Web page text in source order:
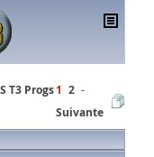
T3 Progs1 2
Suivante